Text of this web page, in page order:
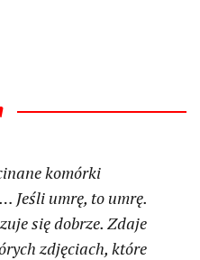
komórki
Jeśli umrę, to umrę.
się dobrze. Zdaje
zdjęciach, które